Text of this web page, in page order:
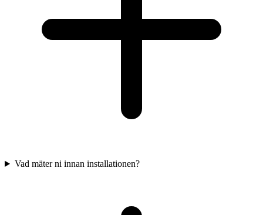
Vad mäter ni innan installationen?